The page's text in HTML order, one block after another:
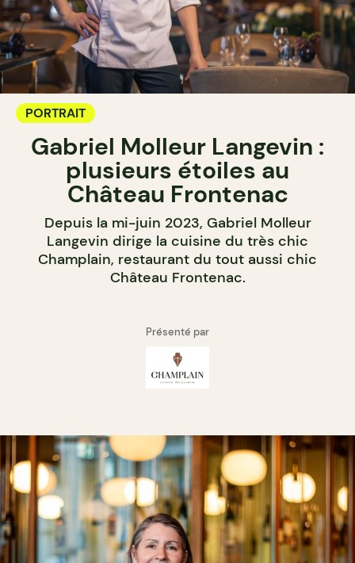
PORTRAIT
Gabriel Molleur Langevin :
plusieurs étoiles au
Château Frontenac
Depuis la mi-juin 2023, Gabriel Molleur
Langevin dirige la cuisine du très chic
Champlain, restaurant du tout aussi chic
Château Frontenac.
Présenté par